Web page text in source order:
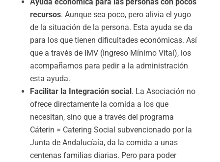
recursos. Aunque sea poco, pero alivia el yugo
de la situación de la persona. Esta ayuda se da
para los que tienen dificultades económicas. Así
que a través de IMV (Ingreso Mínimo Vital), los
acompañamos para pedir a la administración
esta ayuda.
Facilitar la Integración social. La Asociación no
ofrece directamente la comida a los que
necesitan, sino que a través del programa
Cáterin = Catering Social subvencionado por la
Junta de Andalucíaía, da la comida a unas
centenas familias diarias. Pero para poder